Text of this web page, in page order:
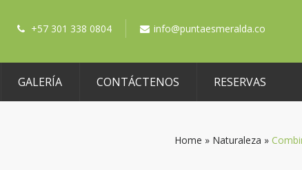
+57 301 338 0804 info@puntaesmeralda.co
GALERÍA CONTÁCTENOS RESERVAS
Home » Naturaleza »